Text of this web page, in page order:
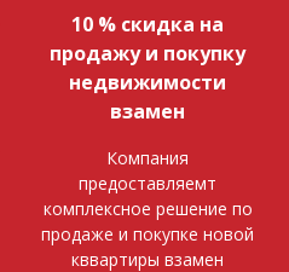
10 % скидка на
продажу и покупку
недвижимости
взамен
Компания
предоставляемт
комплексное решение по
продаже и покупке новой
кввартиры взамен